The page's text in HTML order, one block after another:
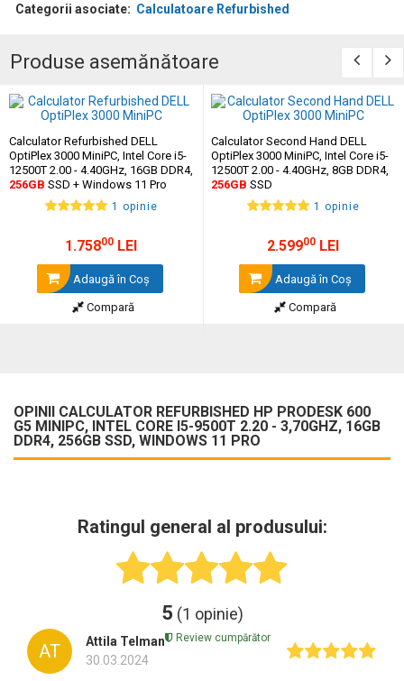
Categorii asociate: Calculatoare Refurbished
Produse asemănătoare
Calculator Refurbished DELL
OptiPlex 3000 MiniPC, Intel Core i5-
12500T 2.00 - 4.40GHz, 16GB DDR4,
256GB SSD + Windows 11 Pro
1 opinie
1.75800 LEI
Adaugă în Coş
Compară
Calculator Second Hand DELL
OptiPlex 3000 MiniPC, Intel Core i5-
12500T 2.00 - 4.40GHz, 8GB DDR4,
256GB SSD
1 opinie
2.59900 LEI
Adaugă în Coş
Compară
OPINII CALCULATOR REFURBISHED HP PRODESK 600
G5 MINIPC, INTEL CORE I5-9500T 2.20 - 3,70GHZ, 16GB
DDR4, 256GB SSD, WINDOWS 11 PRO
Ratingul general al produsului:
5 (1 opinie)
AT
Attila Telman
30.03.2024
Review cumpărător